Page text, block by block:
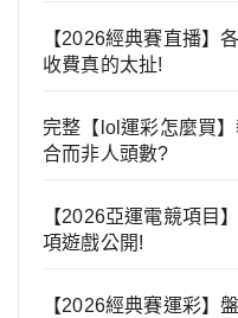
【2026經典賽直播】
收費真的太扯!
完整【lol運彩怎麼買
合而非人頭數?
【2026亞運電競項目
項遊戲公開!
【2026經典賽運彩】